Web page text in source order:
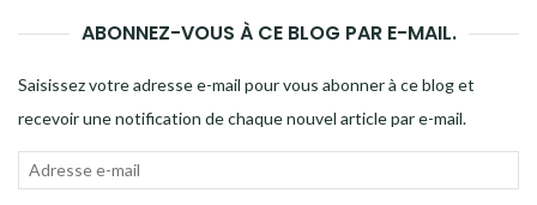
ABONNEZ-VOUS À CE BLOG PAR E-MAIL.
Saisissez votre adresse e-mail pour vous abonner à ce blog et
recevoir une notification de chaque nouvel article par e-mail.
Adresse